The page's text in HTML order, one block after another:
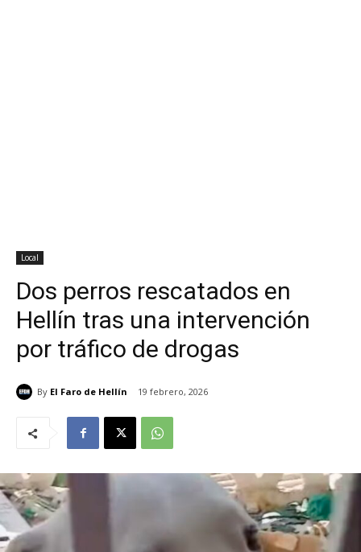
Local
Dos perros rescatados en
Hellín tras una intervención
por tráfico de drogas
By El Faro de Hellín 19 febrero, 2026